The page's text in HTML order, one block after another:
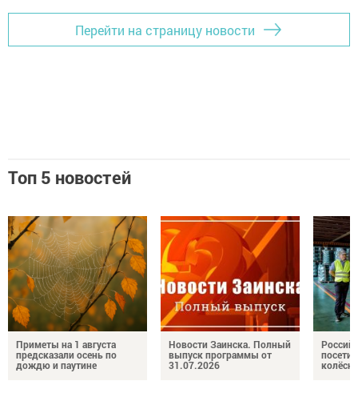
Перейти на страницу новости
Топ 5 новостей
Приметы на 1 августа
предсказали осень по
дождю и паутине
Новости Заинска. Полный
выпуск программы от
31.07.2026